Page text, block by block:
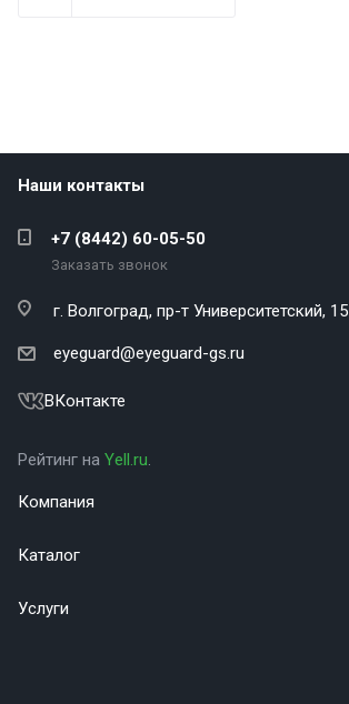
Наши контакты
+7 (8442) 60-05-50
Заказать звонок
г. Волгоград, пр-т Университетский, 15
eyeguard@eyeguard-gs.ru
ВКонтакте
Рейтинг на Yell.ru.
Компания
Каталог
Услуги